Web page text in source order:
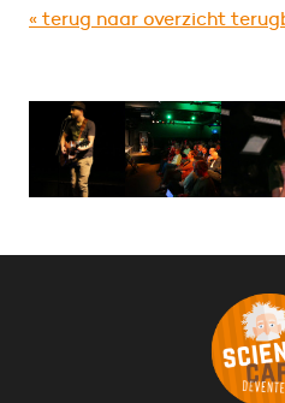
« terug naar overzicht